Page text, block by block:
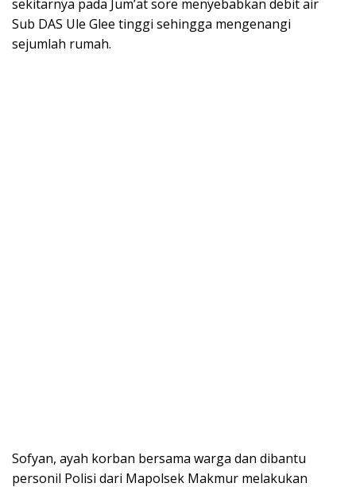
sekitarnya pada Jum’at sore menyebabkan debit air
Sub DAS Ule Glee tinggi sehingga mengenangi
sejumlah rumah.
Sofyan, ayah korban bersama warga dan dibantu
personil Polisi dari Mapolsek Makmur melakukan